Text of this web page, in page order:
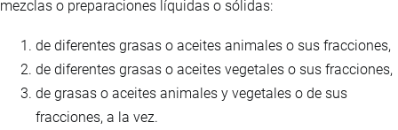
mezclas o preparaciones líquidas o sólidas:
de diferentes grasas o aceites animales o sus fracciones,
de diferentes grasas o aceites vegetales o sus fracciones,
de grasas o aceites animales y vegetales o de sus
fracciones, a la vez.